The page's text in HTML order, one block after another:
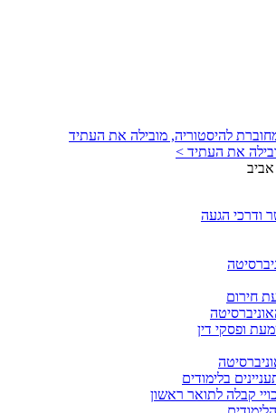
להיסטוריה, מובילה את העתיד
את העתיד >
ודרכי הגעה
חירום
ופסקי דין
בלימודים
קבלה לתואר ראשון